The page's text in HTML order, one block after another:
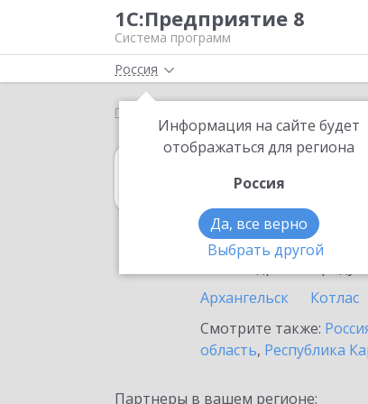
1С:Предприятие 8
Система программ
Россия
Информация на сайте будет
отображаться для региона
Россия
Да, все верно
Выбрать другой
Главная
1С:Рабочее
в Нарьян-
Ознакомьтесь с
Архангельск
Котлас
Смотрите также:
область, Республика
Партнеры в вашем регионе: